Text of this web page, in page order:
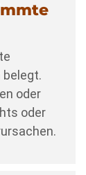
belegt.
oder
oder